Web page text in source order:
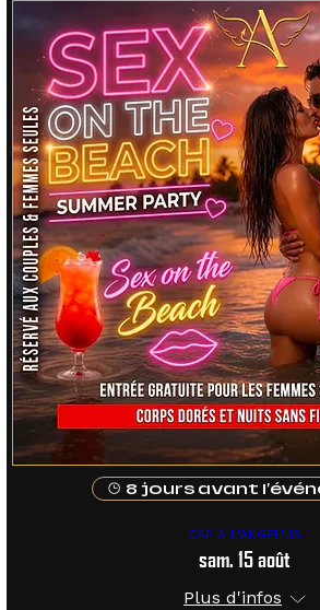
8 jours avant
CAP A L'ANGEL'US
sam. 15 août
Plus d'infos